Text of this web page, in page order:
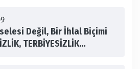
Değil, Bir İhlal Biçimi
TERBİYESİZLİK…